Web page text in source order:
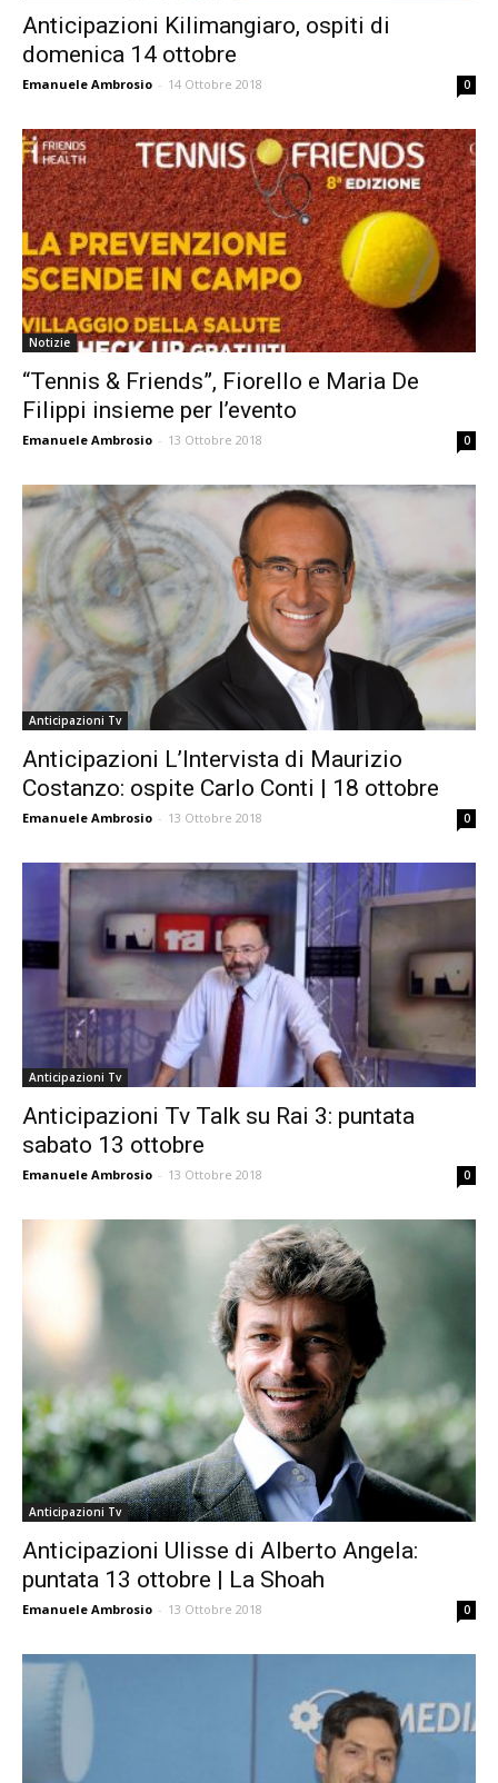
Anticipazioni Kilimangiaro, ospiti di
domenica 14 ottobre
Emanuele Ambrosio - 14 Ottobre 2018 0
Notizie
“Tennis & Friends”, Fiorello e Maria De
Filippi insieme per l’evento
Emanuele Ambrosio - 13 Ottobre 2018 0
Anticipazioni Tv
Anticipazioni L’Intervista di Maurizio
Costanzo: ospite Carlo Conti | 18 ottobre
Emanuele Ambrosio - 13 Ottobre 2018 0
Anticipazioni Tv
Anticipazioni Tv Talk su Rai 3: puntata
sabato 13 ottobre
Emanuele Ambrosio - 13 Ottobre 2018 0
Anticipazioni Tv
Anticipazioni Ulisse di Alberto Angela:
puntata 13 ottobre | La Shoah
Emanuele Ambrosio - 13 Ottobre 2018 0